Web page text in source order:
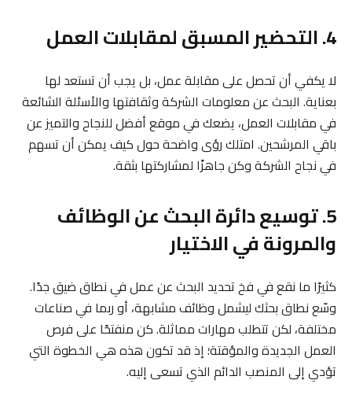
4. التحضير المسبق لمقابلات العمل
لا يكفي أن تحصل على مقابلة عمل، بل يجب أن تستعد لها
بعناية. البحث عن معلومات الشركة وثقافتها والأسئلة الشائعة
في مقابلات العمل، يضعك في موقع أفضل للنجاح والتميز عن
باقي المرشحين. امتلك رؤى واضحة حول كيف يمكن أن تسهم
في نجاح الشركة وكن جاهزًا لمشاركتها بثقة.
5. توسيع دائرة البحث عن الوظائف
والمرونة في الاختيار
كثيرًا ما نقع في فخ تحديد البحث عن عمل في نطاق ضيق جدًا.
وسّع نطاق بحثك ليشمل وظائف مشابهة، أو ربما في صناعات
مختلفة، لكن تتطلب مهارات مماثلة. كن منفتحًا على فرص
العمل الجديدة والمؤقتة؛ إذ قد تكون هذه هي الخطوة التي
تؤدي إلى المنصب الدائم الذي تسعى إليه.